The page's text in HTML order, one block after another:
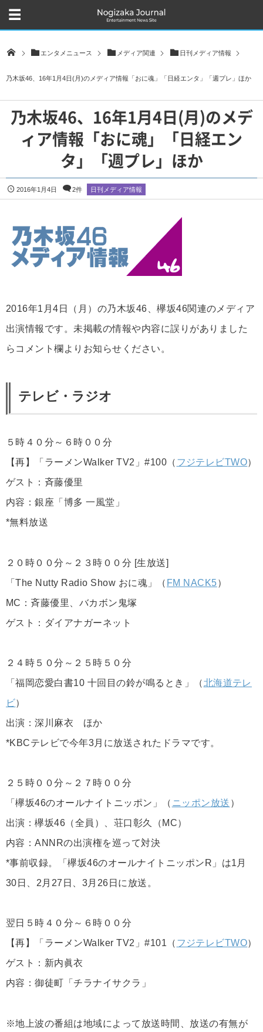
エンタメニュース メディア関連 日刊メディア情報
乃木坂46、16年1月4日(月)のメディア情報「おに魂」「日経エンタ」「週プレ」ほか
乃木坂46、16年1月4日(月)のメデ
ィア情報「おに魂」「日経エン
タ」「週プレ」ほか
2016年1月4日 2件 日刊メディア情報
2016年1月4日（月）の乃木坂46、欅坂46関連のメディア
出演情報です。未掲載の情報や内容に誤りがありました
らコメント欄よりお知らせください。
テレビ・ラジオ
５時４０分～６時００分
【再】「ラーメンWalker TV2」#100（ フジテレビTWO）
ゲスト：斉藤優里
内容：銀座「博多 一風堂」
*無料放送
２０時００分～２３時００分 [生放送]
「The Nutty Radio Show おに魂」（ FM NACK5）
MC：斉藤優里、バカボン鬼塚
ゲスト：ダイアナガーネット
２４時５０分～２５時５０分
「福岡恋愛白書10 十回目の鈴が鳴るとき」（北海道テレ
ビ）
出演：深川麻衣 ほか
*KBCテレビで今年3月に放送されたドラマです。
２５時００分～２７時００分
「欅坂46のオールナイトニッポン」（ ニッポン放送 ）
出演：欅坂46（全員）、荘口彰久（MC）
内容：ANNRの出演権を巡って対決
*事前収録。「欅坂46のオールナイトニッポンR」は1月
30日、2月27日、3月26日に放送。
翌日５時４０分～６時００分
【再】「ラーメンWalker TV2」#101（ フジテレビTWO）
ゲスト：新内眞衣
内容：御徒町「チラナイサクラ」
※地上波の番組は地域によって放送時間、放送の有無が